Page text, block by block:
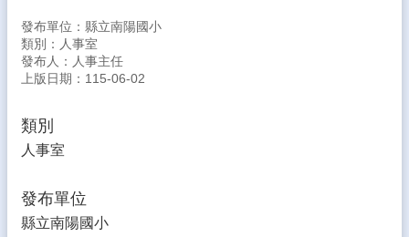
行
政
處
學
生
區
校
發布單位：縣立南陽國小
類別：人事室
發布人：人事主任
上版日期：115-06-02
類別
人事室
發布單位
縣立南陽國小